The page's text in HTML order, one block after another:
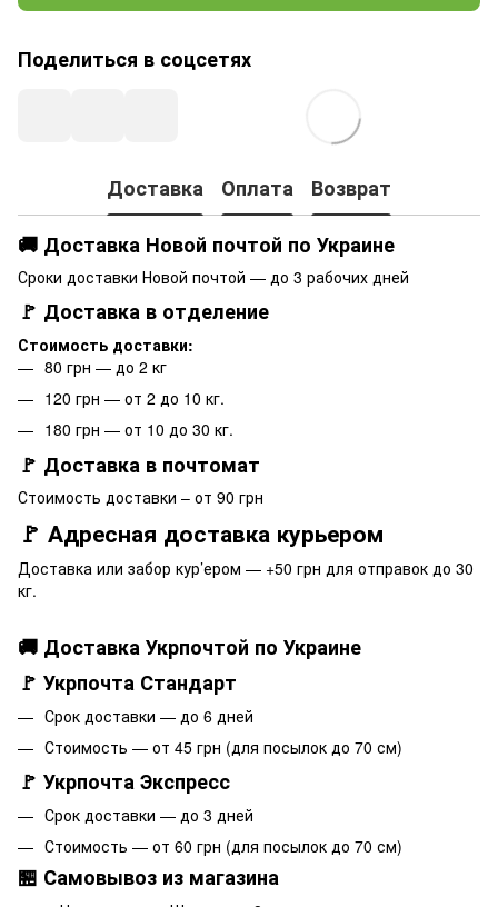
Поделиться в соцсетях
Доставка Оплата
Возврат
🚚 Доставка Новой почтой по Украине
Сроки доставки Новой почтой — до 3 рабочих дней
🚩 Доставка в отделение
Стоимость доставки:
80 грн — до 2 кг
120 грн — от 2 до 10 кг.
180 грн — от 10 до 30 кг.
🚩 Доставка в почтомат
Стоимость доставки – от 90 грн
🚩 Адресная доставка курьером
Доставка или забор кур’ером — +50 грн для отправок до 30
кг.
🚚 Доставка Укрпочтой по Украине
🚩 Укрпочта Стандарт
Срок доставки — до 6 дней
Стоимость — от 45 грн (для посылок до 70 см)
🚩 Укрпочта Экспресс
Срок доставки — до 3 дней
Стоимость — от 60 грн (для посылок до 70 см)
🏪 Самовывоз из магазина